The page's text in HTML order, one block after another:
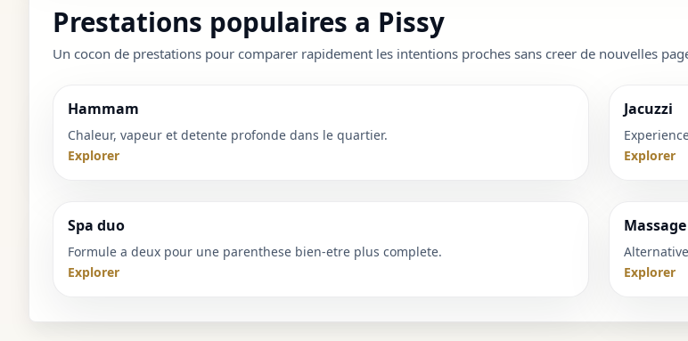
Prestations populaires a Pissy
Un cocon de prestations pour comparer rapidement les intentions proches sans creer de nouvelles
Hammam
Chaleur, vapeur et detente profonde dans le quartier.
Explorer
Jacuzzi
Explorer
Spa duo
Formule a deux pour une parenthese bien-etre plus complete.
Explorer
Massage
Explorer